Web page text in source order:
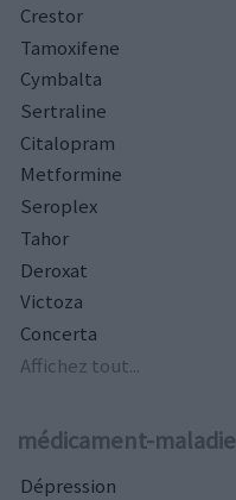
Crestor
Tamoxifene
Cymbalta
Sertraline
Citalopram
Metformine
Seroplex
Tahor
Deroxat
Victoza
Concerta
Affichez tout...
médicament-maladie
Dépression